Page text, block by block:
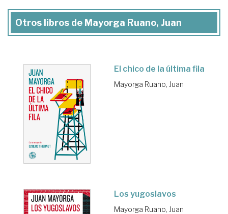
Otros libros de Mayorga Ruano, Juan
El chico de la última fila
Mayorga Ruano, Juan
Los yugoslavos
Mayorga Ruano, Juan